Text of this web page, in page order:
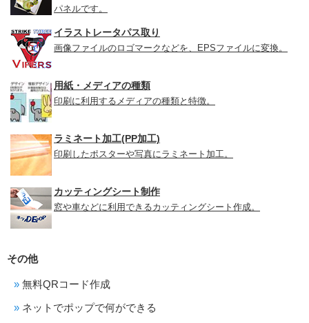
パネルです。
イラストレータパス取り
画像ファイルのロゴマークなどを、EPSファイルに変換。
用紙・メディアの種類
印刷に利用するメディアの種類と特徴。
ラミネート加工(PP加工)
印刷したポスターや写真にラミネート加工。
カッティングシート制作
窓や車などに利用できるカッティングシート作成。
その他
無料QRコード作成
ネットでポップで何ができる